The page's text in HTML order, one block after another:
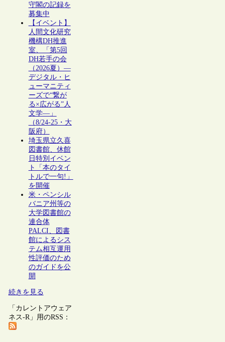
守閣の記録を
募集中
【イベント】
人間文化研究
機構DH推進
室、「第5回
DH若手の会
（2026夏）―
デジタル・ヒ
ューマニティ
ーズで“繋が
る×広がる”人
文学―」
（8/24-25・大
阪府）
埼玉県立久喜
図書館、休館
日特別イベン
ト「本のタイ
トルで一句!」
を開催
米・ペンシル
バニア州等の
大学図書館の
連合体
PALCI、図書
館によるシス
テム相互運用
性評価のため
のガイドを公
開
続きを見る
「カレントアウェア
ネス-R」用のRSS：